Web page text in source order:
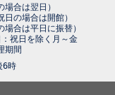
合は翌日）
の場合は開館）
合は平日に振替）
除く月～金
期間
6時